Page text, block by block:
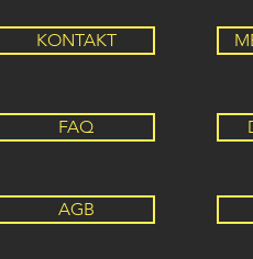
KONTAKT
FAQ
AGB